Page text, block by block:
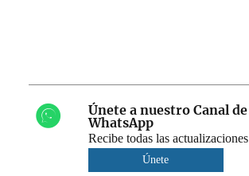
Únete a nuestro Canal de
WhatsApp
Recibe todas las actualizaciones
Únete